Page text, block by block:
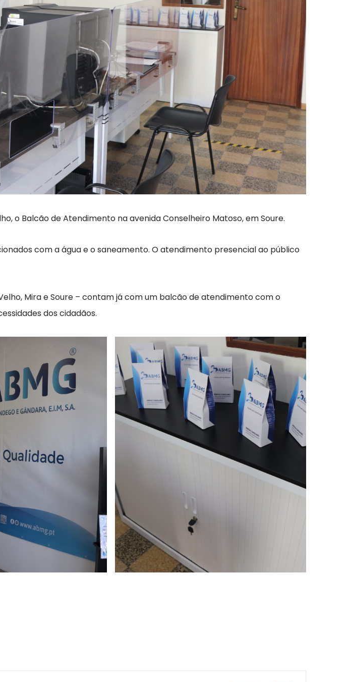
o Balcão de Atendimento na avenida Conselheiro Matoso, em Soure.
com a água e o saneamento. O atendimento presencial ao público
Mira e Soure – contam já com um balcão de atendimento com o
dos cidadãos.